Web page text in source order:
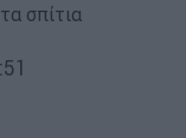
σπίτια